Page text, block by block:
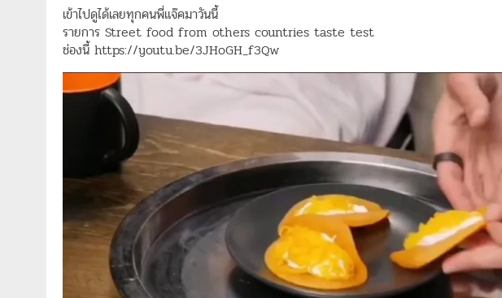
เข้าไปดูได้เลยทุกคนพี่แจ๊คมาวันนี้
รายการ Street food from others countries taste test
ช่องนี้ https://youtu.be/3JHoGH_f3Qw